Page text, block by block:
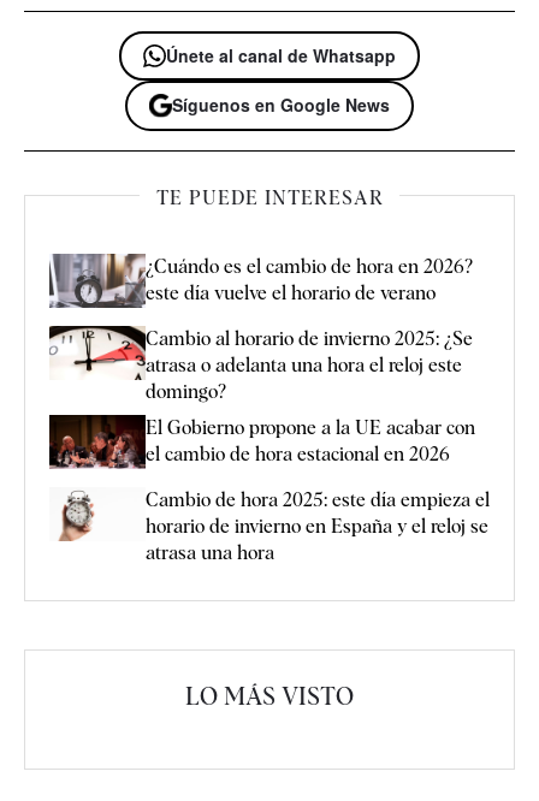
Únete al canal de Whatsapp
Síguenos en Google News
TE PUEDE INTERESAR
¿Cuándo es el cambio de hora en 2026?
este día vuelve el horario de verano
Cambio al horario de invierno 2025: ¿Se
atrasa o adelanta una hora el reloj este
domingo?
El Gobierno propone a la UE acabar con
el cambio de hora estacional en 2026
Cambio de hora 2025: este día empieza el
horario de invierno en España y el reloj se
atrasa una hora
LO MÁS VISTO